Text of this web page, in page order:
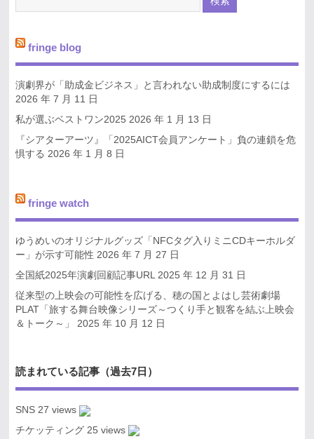
fringe blog
演劇界が「助成金ビジネス」と言われない助成制度にするには
2026 年 7 月 11 日
私が選ぶベストワン2025 2026 年 1 月 13 日
『シアターアーツ』「2025AICT会員アンケート」負の連鎖を危
惧する 2026 年 1 月 8 日
fringe watch
ゆうめいのオリジナルグッズ「NFCタグ入りミニCDキーホルダ
ー」が示す可能性 2026 年 7 月 27 日
全国紙2025年演劇回顧記事URL 2025 年 12 月 31 日
従来型の上映会の可能性を広げる、穂の国とよはし芸術劇場
PLAT「旅する舞台映像シリーズ～つくり手と観客を結ぶ上映会
＆トーク～」
2025 年 10 月 12 日
読まれている記事（過去7日）
SNS 27 views
チケッティング 25 views